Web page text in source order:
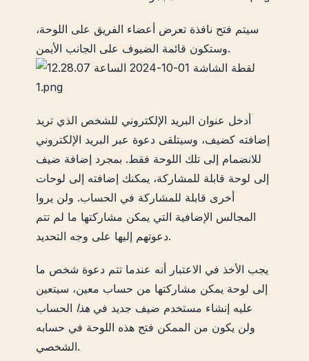
سيتم فتح نافذة تعرض أعضاء الفريق على اللوحة،
وستكون قائمة الضيوف على الجانب الأيمن.
أدخل عنوان البريد الإلكتروني للشخص الذي تريد
إضافته كضيف، وسيتلقى دعوة عبر البريد الإلكتروني
للانضمام إلى تلك اللوحة فقط. بمجرد إضافة ضيف
إلى لوحة قابلة للمشاركة، يمكنك إضافته إلى لوحات
أخرى قابلة للمشاركة في الحساب. ولن يروا
المجالس الإضافية التي يمكن مشاركتها ما لم تتم
دعوتهم إليها على وجه التحديد.
يجب الأخذ في الاعتبار أنه عندما تتم دعوة شخص ما
إلى لوحة يمكن مشاركتها من حساب معين، سيتعين
عليه إنشاء مستخدم ضيف جديد في هذا الحساب
ولن يكون من الممكن فتح هذه اللوحة في حسابه
الشخصي.